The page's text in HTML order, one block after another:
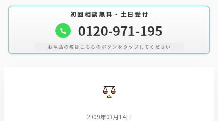
2009年03月14日